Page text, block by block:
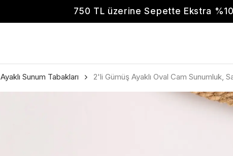
750 TL üzerine Sepette Ekstra
Ayaklı Sunum Tabakları 2'li Gümüş Ayaklı Oval Cam Sunumluk,